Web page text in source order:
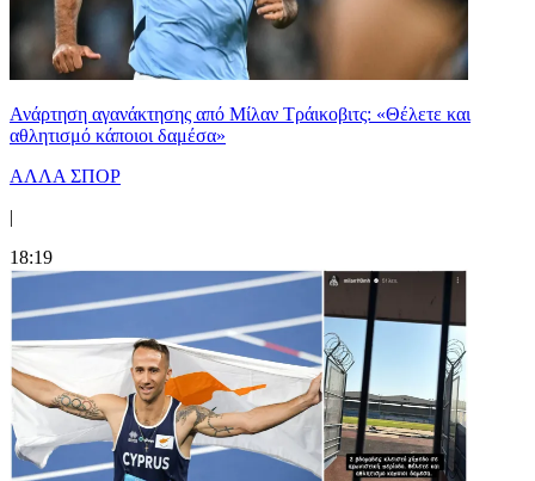
Ανάρτηση αγανάκτησης από Μίλαν Τράικοβιτς: «Θέλετε και
αθλητισμό κάποιοι δαμέσα»
ΑΛΛΑ ΣΠΟΡ
|
18:19